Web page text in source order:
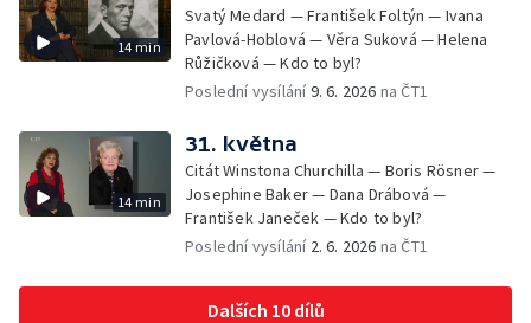
14 min
Svatý Medard — František Foltýn — Ivana
Pavlová-Hoblová — Věra Suková — Helena
Růžičková — Kdo to byl?
Poslední vysílání9. 6. 2026 na ČT1
14 min
31. května
Citát Winstona Churchilla — Boris Rösner —
Josephine Baker — Dana Drábová —
František Janeček — Kdo to byl?
Poslední vysílání 2. 6. 2026 na ČT1
Dalších 10 dílů